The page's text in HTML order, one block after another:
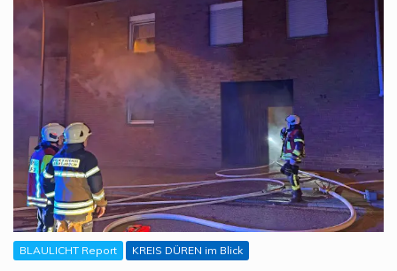
BLAULICHT Report KREIS DÜREN im Blick